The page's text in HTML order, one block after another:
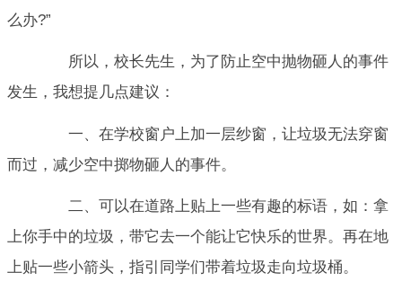
么办?”
所以，校长先生，为了防止空中抛物砸人的事件
发生，我想提几点建议：
一、在学校窗户上加一层纱窗，让垃圾无法穿窗
而过，减少空中掷物砸人的事件。
二、可以在道路上贴上一些有趣的标语，如：拿
上你手中的垃圾，带它去一个能让它快乐的世界。再在地
上贴一些小箭头，指引同学们带着垃圾走向垃圾桶。